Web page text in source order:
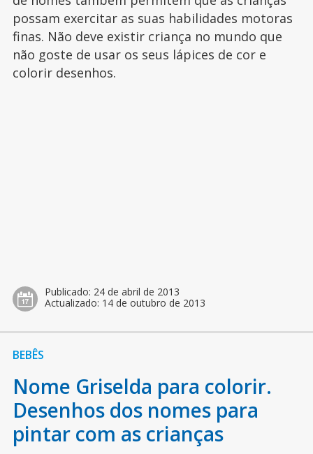
possam exercitar as suas habilidades motoras
finas. Não deve existir criança no mundo que
não goste de usar os seus lápices de cor e
colorir desenhos.
Publicado: 24 de abril de 2013
Actualizado: 14 de outubro de 2013
BEBÊS
Nome Griselda para colorir.
Desenhos dos nomes para
pintar com as crianças